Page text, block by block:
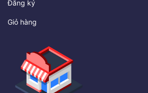
Đăng ký
Giỏ hàng